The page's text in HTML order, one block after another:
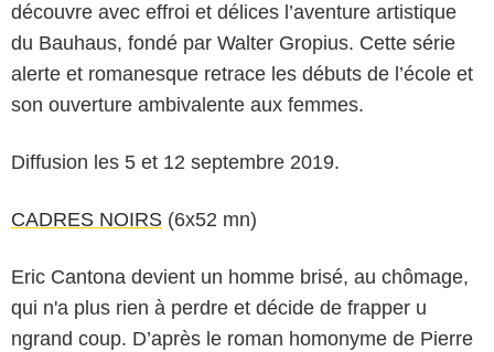
découvre avec effroi et délices l’aventure artistique
du Bauhaus, fondé par Walter Gropius. Cette série
alerte et romanesque retrace les débuts de l’école et
son ouverture ambivalente aux femmes.
Diffusion les 5 et 12 septembre 2019.
CADRES NOIRS (6x52 mn)
Eric Cantona devient un homme brisé, au chômage,
qui n'a plus rien à perdre et décide de frapper u
ngrand coup. D’après le roman homonyme de Pierre